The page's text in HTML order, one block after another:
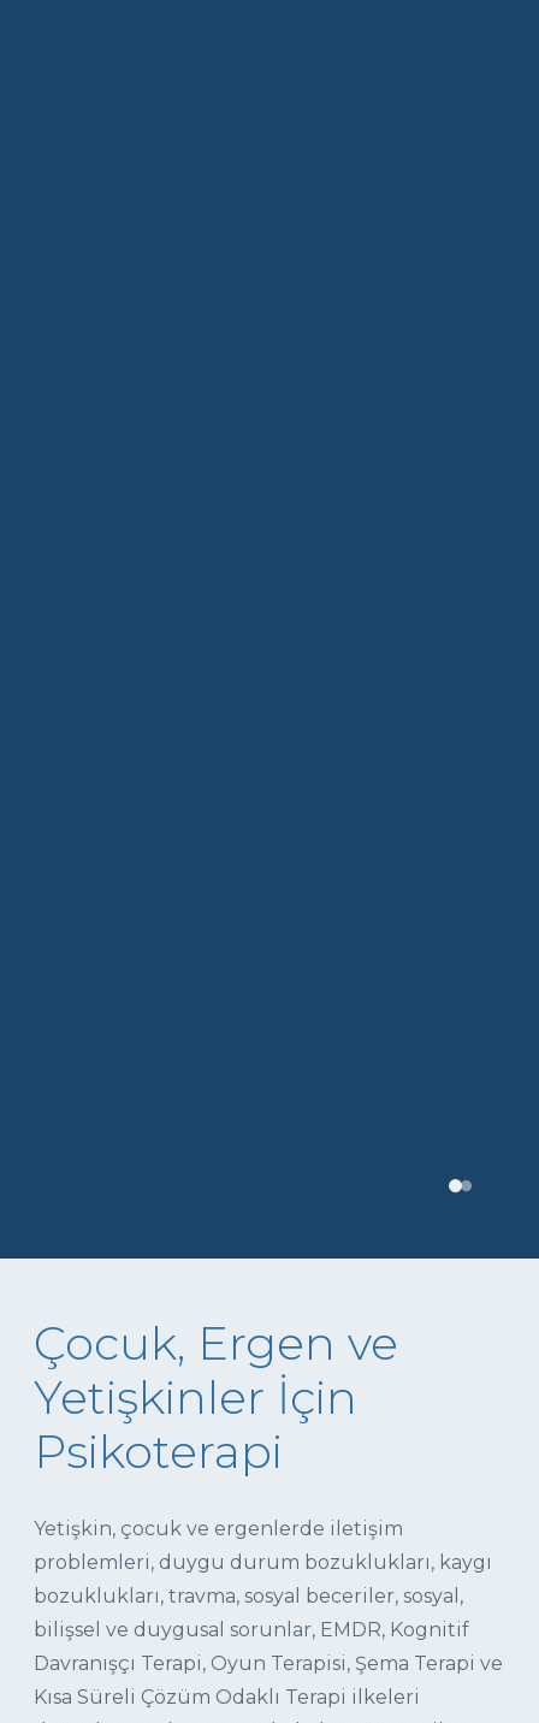
Çocuk, Ergen ve
Yetişkinler İçin
Psikoterapi
Yetişkin, çocuk ve ergenlerde iletişim
problemleri, duygu durum bozuklukları, kaygı
bozuklukları, travma, sosyal beceriler, sosyal,
bilişsel ve duygusal sorunlar, EMDR, Kognitif
Davranışçı Terapi, Oyun Terapisi, Şema Terapi ve
Kısa Süreli Çözüm Odaklı Terapi ilkeleri